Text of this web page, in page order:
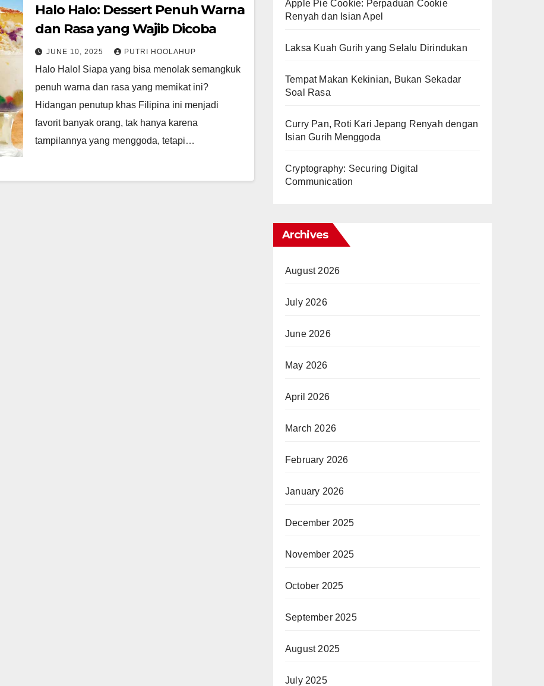
Halo Halo: Dessert Penuh Warna
dan Rasa yang Wajib Dicoba
JUNE 10, 2025 PUTRI HOOLAHUP
Halo Halo! Siapa yang bisa menolak semangkuk
penuh warna dan rasa yang memikat ini?
Hidangan penutup khas Filipina ini menjadi
favorit banyak orang, tak hanya karena
tampilannya yang menggoda, tetapi…
Apple Pie Cookie: Perpaduan Cookie
Renyah dan Isian Apel
Laksa Kuah Gurih yang Selalu Dirindukan
Tempat Makan Kekinian, Bukan Sekadar
Soal Rasa
Curry Pan, Roti Kari Jepang Renyah dengan
Isian Gurih Menggoda
Cryptography: Securing Digital
Communication
Archives
August 2026
July 2026
June 2026
May 2026
April 2026
March 2026
February 2026
January 2026
December 2025
November 2025
October 2025
September 2025
August 2025
July 2025